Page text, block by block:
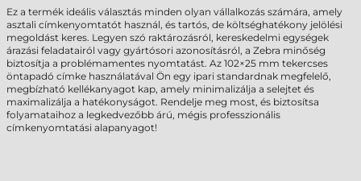
Ez a termék ideális választás minden olyan vállalkozás számára, amely
asztali címkenyomtatót használ, és tartós, de költséghatékony jelölési
megoldást keres. Legyen szó raktározásról, kereskedelmi egységek
árazási feladatairól vagy gyártósori azonosításról, a Zebra minőség
biztosítja a problémamentes nyomtatást. Az 102×25 mm tekercses
öntapadó címke használatával Ön egy ipari standardnak megfelelő,
megbízható kellékanyagot kap, amely minimalizálja a selejtet és
maximalizálja a hatékonyságot. Rendelje meg most, és biztosítsa
folyamataihoz a legkedvezőbb árú, mégis professzionális
címkenyomtatási alapanyagot!